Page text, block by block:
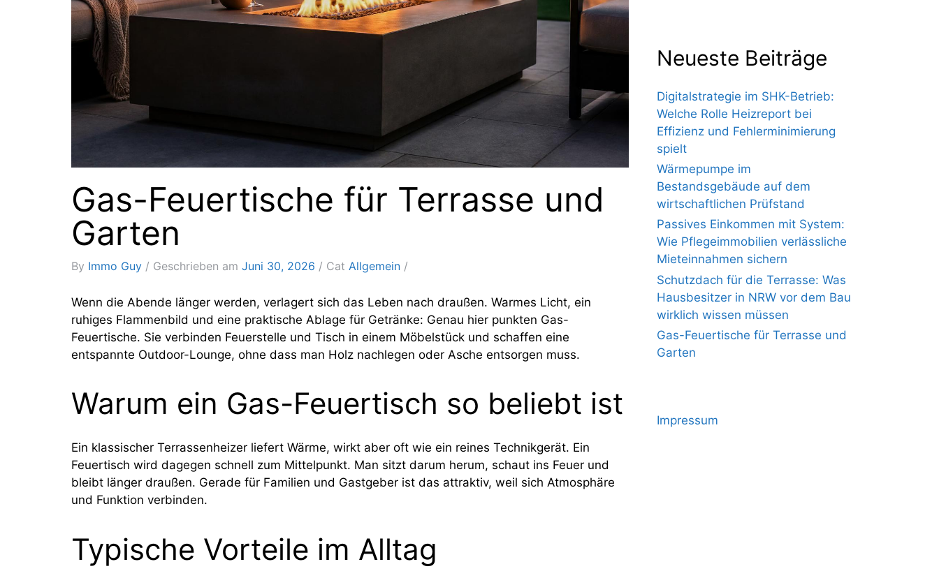
Gas-Feuertische für Terrasse und
Garten
By Immo Guy Geschrieben am Juni 30, 2026 Cat Allgemein
Wenn die Abende länger werden, verlagert sich das Leben nach draußen. Warmes Licht, ein
ruhiges Flammenbild und eine praktische Ablage für Getränke: Genau hier punkten Gas-
Feuertische. Sie verbinden Feuerstelle und Tisch in einem Möbelstück und schaffen eine
entspannte Outdoor-Lounge, ohne dass man Holz nachlegen oder Asche entsorgen muss.
Warum ein Gas-Feuertisch so beliebt ist
Ein klassischer Terrassenheizer liefert Wärme, wirkt aber oft wie ein reines Technikgerät. Ein
Feuertisch wird dagegen schnell zum Mittelpunkt. Man sitzt darum herum, schaut ins Feuer und
bleibt länger draußen. Gerade für Familien und Gastgeber ist das attraktiv, weil sich Atmosphäre
und Funktion verbinden.
Typische Vorteile im Alltag
Neueste Beiträge
Digitalstrategie im SHK-Betrieb:
Welche Rolle Heizreport bei
Effizienz und Fehlerminimierung
spielt
Wärmepumpe im
Bestandsgebäude auf dem
wirtschaftlichen Prüfstand
Passives Einkommen mit System:
Wie Pflegeimmobilien verlässliche
Mieteinnahmen sichern
Schutzdach für die Terrasse: Was
Hausbesitzer in NRW vor dem Bau
wirklich wissen müssen
Gas-Feuertische für Terrasse und
Garten
Impressum